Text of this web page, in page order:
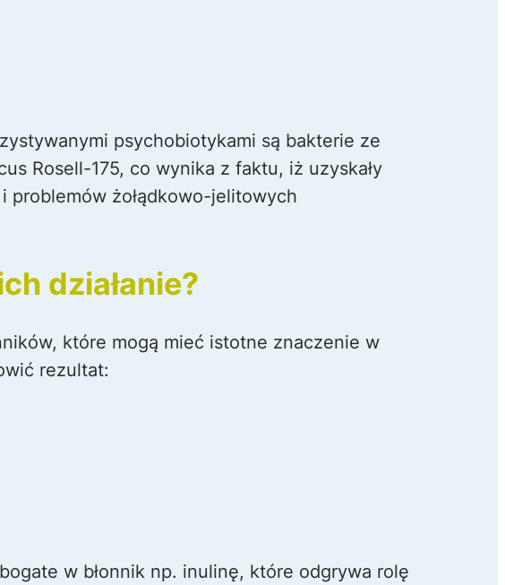
psychobiotykami są bakterie ze
Rosell-175, co wynika z faktu, iż uzyskały
żołądkowo-jelitowych
działanie?
które mogą mieć istotne znaczenie w
rezultat:
w błonnik np. inulinę, które odgrywa rolę